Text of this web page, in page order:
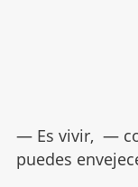
— Es vivir, —
puedes